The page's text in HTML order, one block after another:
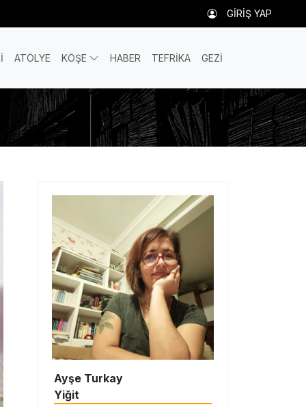
GİRİŞ YAP
ATÖLYE KÖŞE HABER TEFRİKA GEZİ
Ayşe Turkay
Yiğit